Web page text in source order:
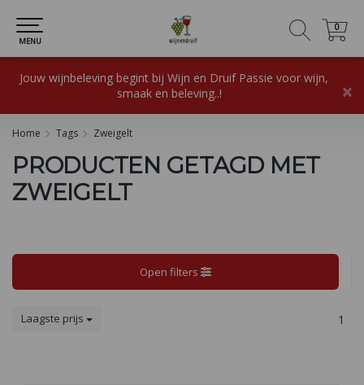
0
0
MENU
Jouw wijnbeleving begint bij Wijn en Druif Passie voor wijn,
smaak en beleving..!
×
Home Tags Zweigelt
PRODUCTEN GETAGD MET
ZWEIGELT
Open filters
Laagste prijs 1